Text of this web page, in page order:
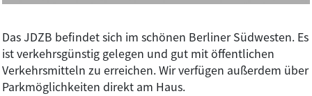
Das JDZB befindet sich im schönen Berliner Südwesten. Es
ist verkehrsgünstig gelegen und gut mit öffentlichen
Verkehrsmitteln zu erreichen. Wir verfügen außerdem über
Parkmöglichkeiten direkt am Haus.